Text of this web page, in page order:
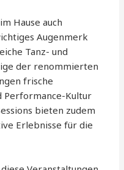
Hause auch
Augenmerk
Tanz- und
der renommierten
frische
Performance-Kultur
bieten zudem
Erlebnisse für die